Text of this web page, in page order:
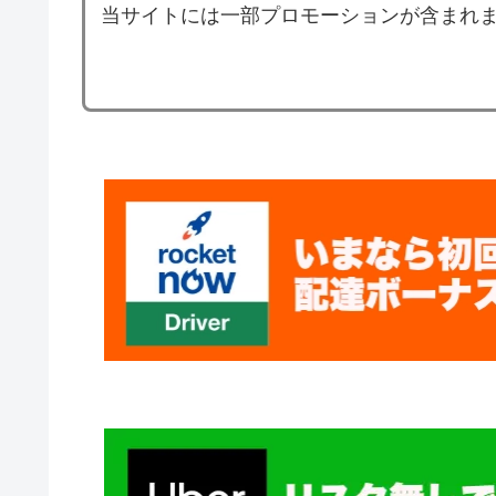
当サイトには一部プロモーションが含まれ